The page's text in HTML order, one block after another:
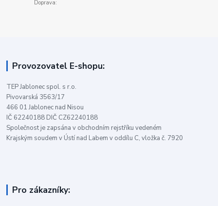
Doprava:
Provozovatel E-shopu:
TEP Jablonec spol. s r.o.
Pivovarská 3563/17
466 01 Jablonec nad Nisou
IČ 62240188 DIČ CZ62240188
Společnost je zapsána v obchodním rejstříku vedeném
Krajským soudem v Ústí nad Labem v oddílu C, vložka č. 7920
Pro zákazníky: